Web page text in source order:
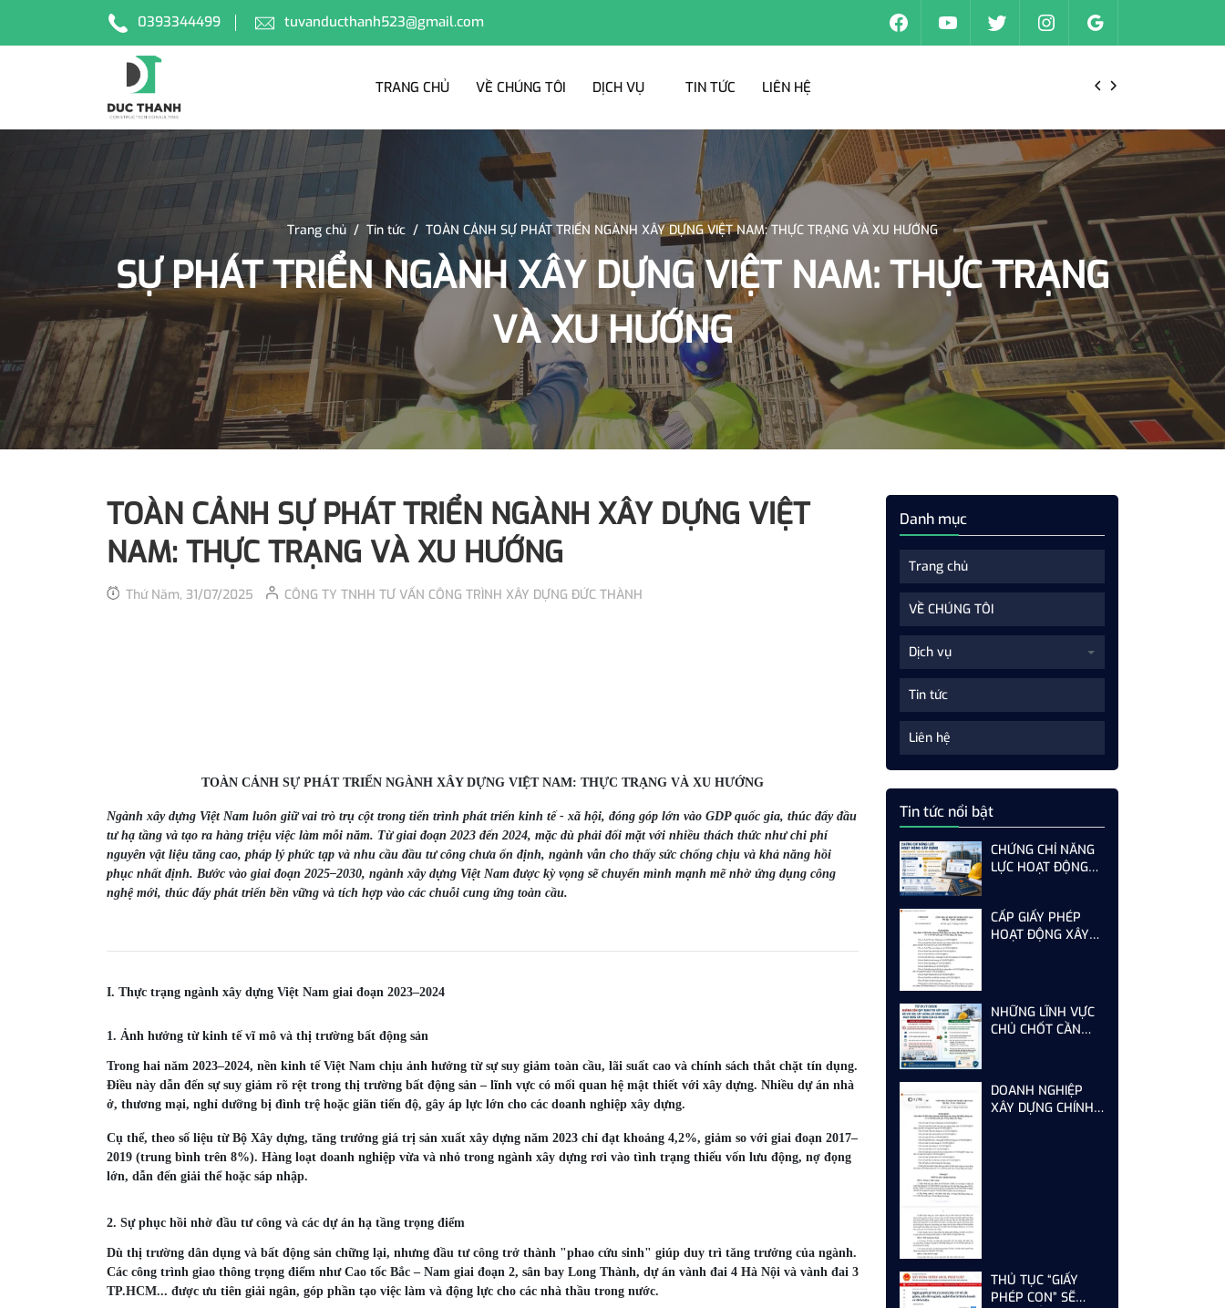
0393344499 tuvanducthanh523@gmail.com
TRANG CHỦ VỀ CHÚNG TÔI DỊCH VỤ TIN TỨC LIÊN HỆ
Trang chủ / Tin tức / TOÀN CẢNH SỰ PHÁT TRIỂN NGÀNH XÂY DỰNG VIỆT NAM: THỰC TRẠNG VÀ XU HƯỚNG
SỰ PHÁT TRIỂN NGÀNH XÂY DỰNG VIỆT NAM: THỰC TRẠNG
VÀ XU HƯỚNG
TOÀN CẢNH SỰ PHÁT TRIỂN NGÀNH XÂY DỰNG VIỆT
NAM: THỰC TRẠNG VÀ XU HƯỚNG
Thứ Năm, 31/07/2025 CÔNG TY TNHH TƯ VẤN CÔNG TRÌNH XÂY DỰNG ĐỨC THÀNH
TOÀN CẢNH SỰ PHÁT TRIỂN NGÀNH XÂY DỰNG VIỆT NAM: THỰC TRẠNG VÀ XU HƯỚNG
Ngành xây dựng Việt Nam luôn giữ vai trò trụ cột trong tiến trình phát triển kinh tế - xã hội, đóng góp lớn vào GDP quốc gia, thúc đẩy đầu
tư hạ tầng và tạo ra hàng triệu việc làm mỗi năm. Từ giai đoạn 2023 đến 2024, mặc dù phải đối mặt với nhiều thách thức như chi phí
nguyên vật liệu tăng cao, pháp lý phức tạp và nhu cầu đầu tư công chưa ổn định, ngành vẫn cho thấy sức chống chịu và khả năng hồi
phục nhất định. Bước vào giai đoạn 2025–2030, ngành xây dựng Việt Nam được kỳ vọng sẽ chuyển mình mạnh mẽ nhờ ứng dụng công
nghệ mới, thúc đẩy phát triển bền vững và tích hợp vào các chuỗi cung ứng toàn cầu.
I. Thực trạng ngành xây dựng Việt Nam giai đoạn 2023–2024
1. Ảnh hưởng từ kinh tế vĩ mô và thị trường bất động sản
Trong hai năm 2023–2024, nền kinh tế Việt Nam chịu ảnh hưởng từ sự suy giảm toàn cầu, lãi suất cao và chính sách thắt chặt tín dụng.
Điều này dẫn đến sự suy giảm rõ rệt trong thị trường bất động sản – lĩnh vực có mối quan hệ mật thiết với xây dựng. Nhiều dự án nhà
ở, thương mại, nghỉ dưỡng bị đình trệ hoặc giãn tiến độ, gây áp lực lớn cho các doanh nghiệp xây dựng.
Cụ thể, theo số liệu từ Bộ Xây dựng, tăng trưởng giá trị sản xuất xây dựng năm 2023 chỉ đạt khoảng 4,2%, giảm so với giai đoạn 2017–
2019 (trung bình trên 8%). Hàng loạt doanh nghiệp vừa và nhỏ trong ngành xây dựng rơi vào tình trạng thiếu vốn lưu động, nợ đọng
lớn, dẫn đến giải thể hoặc sáp nhập.
2. Sự phục hồi nhờ đầu tư công và các dự án hạ tầng trọng điểm
Dù thị trường dân dụng và bất động sản chững lại, nhưng đầu tư công trở thành "phao cứu sinh" giúp duy trì tăng trưởng của ngành.
Các công trình giao thông trọng điểm như Cao tốc Bắc – Nam giai đoạn 2, sân bay Long Thành, dự án vành đai 4 Hà Nội và vành đai 3
TP.HCM... được ưu tiên giải ngân, góp phần tạo việc làm và động lực cho các nhà thầu trong nước.
Danh mục
Trang chủ
VỀ CHÚNG TÔI
Dịch vụ
Tin tức
Liên hệ
Tin tức nổi bật
CHỨNG CHỈ NĂNG
LỰC HOẠT ĐỘNG
CHẤT CHỈ ĐANG
THAY ĐỔI CÁCH
CẤP GIẤY PHÉP
HOẠT ĐỘNG XÂY
NHỮNG LĨNH VỰC
CHỦ CHỐT CẦN
NGHỀ
DOANH NGHIỆP
XÂY DỰNG CHÍNH
THỦ TỤC “GIẤY
PHÉP CON” SẼ